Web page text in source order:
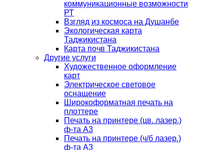
коммуникационные возможности
РТ
Взгляд из космоса на Душанбе
Экологическая карта
Таджикистана
Карта почв Таджикистана
Другие услуги
Художественное оформление
карт
Электрическое световое
оснащение
Широкоформатная печать на
плоттере
Печать на принтере (цв. лазер.)
ф-та А3
Печать на принтере (ч/б лазер.)
ф-та А3